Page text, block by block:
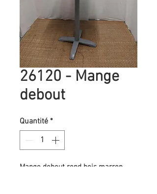
26120 - Mange
debout
Quantité *
Mange debout rond bois marron